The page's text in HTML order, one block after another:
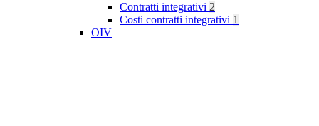
Contratti integrativi 2
Costi contratti integrativi 1
OIV